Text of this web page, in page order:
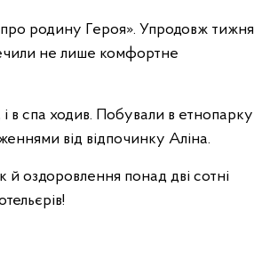
родину Героя». Упродовж тижня
не лише комфортне
в спа ходив. Побували в етнопарку
від відпочинку Аліна.
й оздоровлення понад дві сотні